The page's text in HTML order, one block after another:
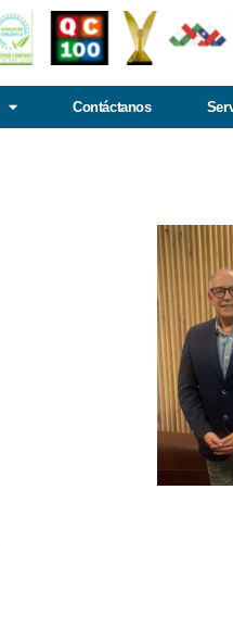
Contáctanos